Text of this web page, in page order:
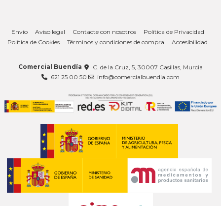
Envío Aviso legal Contacte con nosotros
Política de Privacidad
Política de Cookies
Términos y condiciones de compra Accesibilidad
Comercial Buendía
C. de la Cruz, 5, 30007 Casillas, Murcia
621 25 00 50
info@comercialbuendia.com